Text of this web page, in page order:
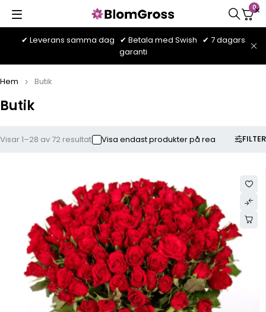
✔ Leverans samma dag ✔ Betala med Swish ✔ 7 dagars
garanti
0
Butik
Hem Butik
FILTER
Visar 1–28 av 72 resultat Visa endast produkter på rea